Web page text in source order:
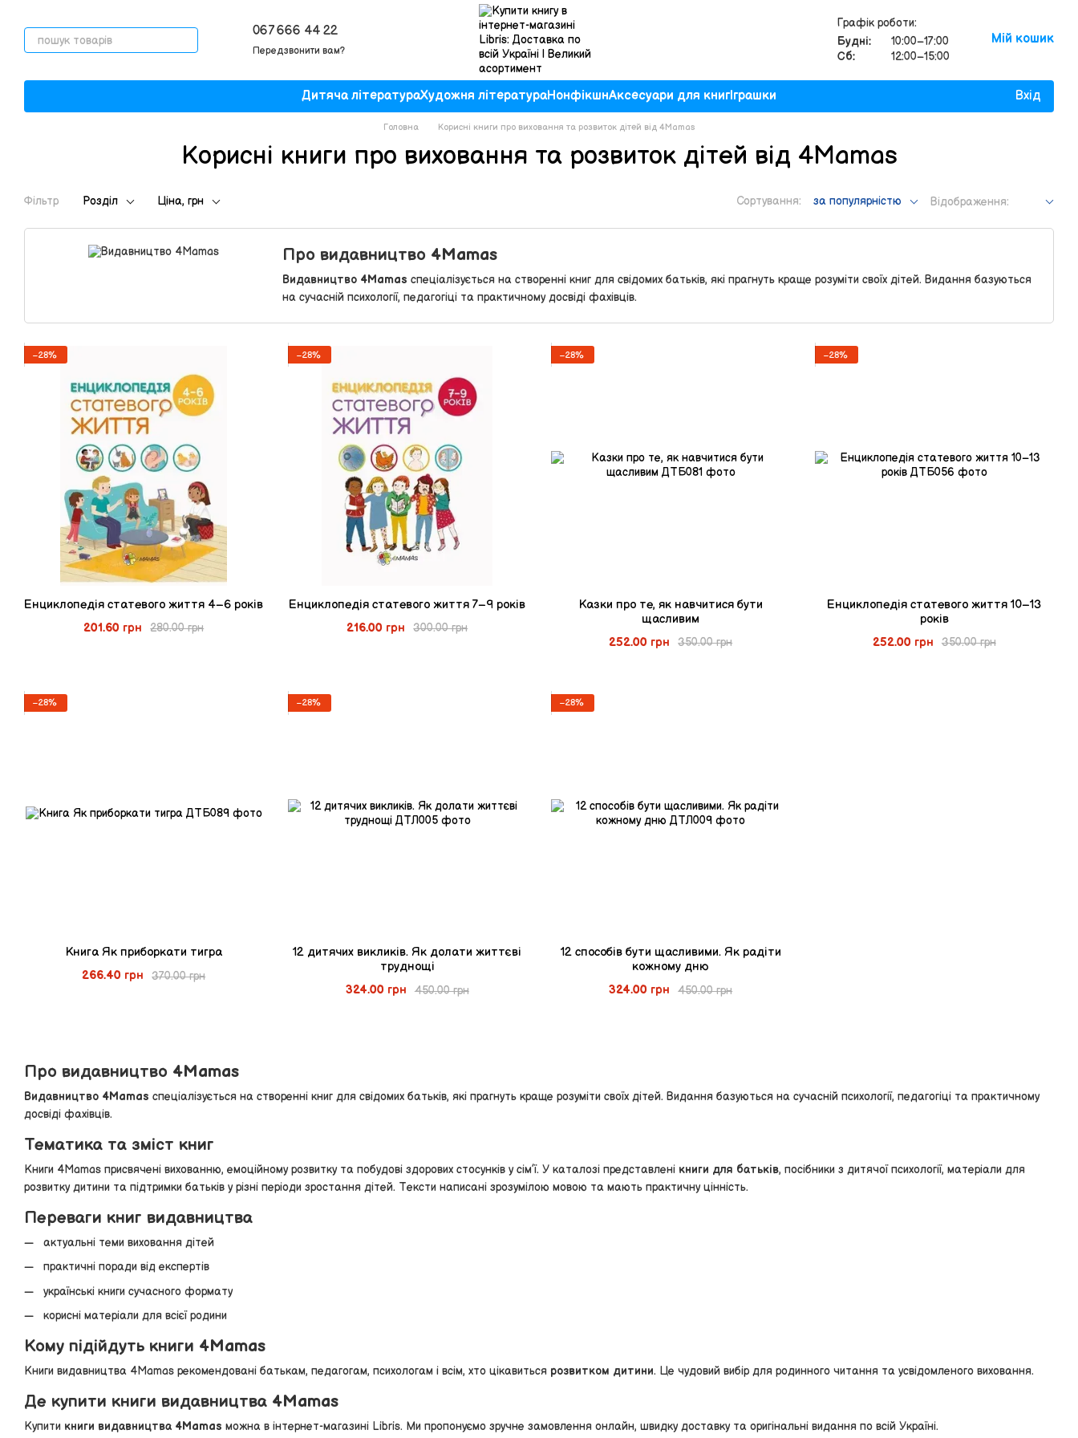
067 666 44 22
Передзвонити вам?
Графік роботи:
Будні:
10:00–17:00
Сб:
12:00–15:00
Мій кошик
Дитяча літератураХудожня літератураНонфікшнАксесуари для книгІграшки Вхід
Головна Корисні книги про виховання та розвиток дітей від 4Mamas
Корисні книги про виховання та розвиток дітей від 4Mamas
Фільтр Розділ Ціна, грн Сортування: за популярністю Відображення:
Про видавництво 4Mamas
Видавництво 4Mamas спеціалізується на створенні книг для свідомих батьків, які прагнуть краще розуміти своїх дітей. Видання базуються на сучасній психології, педагогіці та практичному
досвіді фахівців.
Тематика та зміст книг
Книги 4Mamas присвячені вихованню, емоційному розвитку та побудові здорових стосунків у сім’ї. У каталозі представлені книги для батьків, посібники з дитячої психології, матеріали для
розвитку дитини та підтримки батьків у різні періоди зростання дітей. Тексти написані зрозумілою мовою та мають практичну цінність.
Переваги книг видавництва
актуальні теми виховання дітей
практичні поради від експертів
українські книги сучасного формату
корисні матеріали для всієї родини
Кому підійдуть книги 4Mamas
Книги видавництва 4Mamas рекомендовані батькам, педагогам, психологам і всім, хто цікавиться розвитком дитини. Це чудовий вибір для родинного читання та усвідомленого виховання.
Де купити книги видавництва 4Mamas
Купити книги видавництва 4Mamas можна в інтернет-магазині Libris. Ми пропонуємо зручне замовлення онлайн, швидку доставку та оригінальні видання по всій Україні.
Про видавництво 4Mamas
Видавництво 4Mamas спеціалізується на створенні книг для свідомих батьків, які прагнуть краще розуміти своїх дітей. Видання базуються
на сучасній психології, педагогіці та практичному досвіді фахівців.
−28%
Енциклопедія статевого життя 4–6 років
280.00 грн
201.60 грн
−28%
Енциклопедія статевого життя 7–9 років
300.00 грн
216.00 грн
−28%
Казки про те, як навчитися бути
щасливим
350.00 грн
252.00 грн
−28%
Енциклопедія статевого життя 10–13
років
350.00 грн
252.00 грн
−28%
Книга Як приборкати тигра
370.00 грн
266.40 грн
−28%
12 дитячих викликів. Як долати життєві
труднощі
450.00 грн
324.00 грн
−28%
12 способів бути щасливими. Як радіти
кожному дню
450.00 грн
324.00 грн